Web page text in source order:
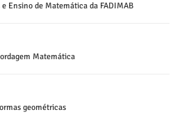
Ensino de Matemática da FADIMAB
Matemática
geométricas